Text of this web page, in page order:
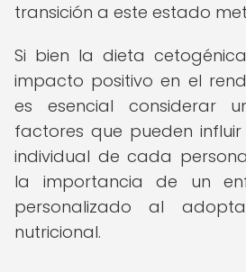
transición a este estado
Si bien la dieta
impacto positivo en el
es esencial considerar
factores que pueden
individual de cada
la importancia de un
personalizado al
nutricional.